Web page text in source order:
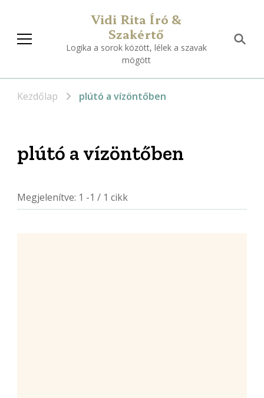
Vidi Rita Író &
Szakértő
Logika a sorok között, lélek a szavak
mögött
Kezdőlap plútó a vízöntőben
plútó a vízöntőben
Megjelenítve: 1 -1 / 1 cikk